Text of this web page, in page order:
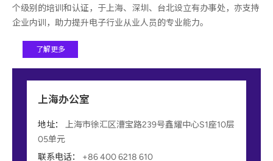
个级别的培训和认证，于上海、深圳、台北设立有办事处，亦支持
企业内训，助力提升电子行业从业人员的专业能力。
了解更多
上海办公室
地址： 上海市徐汇区漕宝路239号鑫耀中心S1座10层
05单元
联系电话： +86 400 6218 610